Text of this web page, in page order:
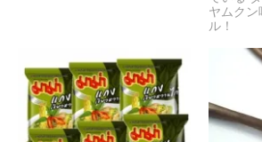
ヤムクン
ル！